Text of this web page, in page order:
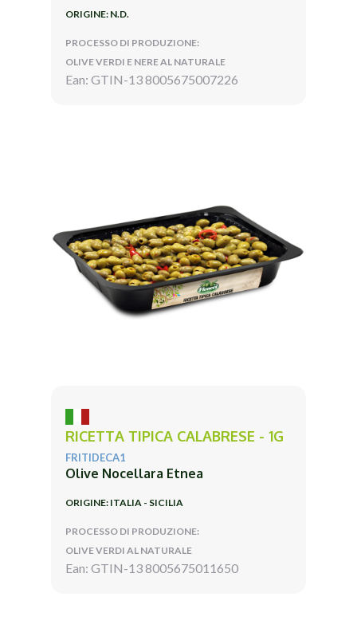
ORIGINE: N.D.
PROCESSO DI PRODUZIONE:
OLIVE VERDI E NERE AL NATURALE
Ean: GTIN-13 8005675007226
RICETTA TIPICA CALABRESE - 1G
FRITIDECA1
Olive Nocellara Etnea
ORIGINE: ITALIA - SICILIA
PROCESSO DI PRODUZIONE:
OLIVE VERDI AL NATURALE
Ean: GTIN-13 8005675011650